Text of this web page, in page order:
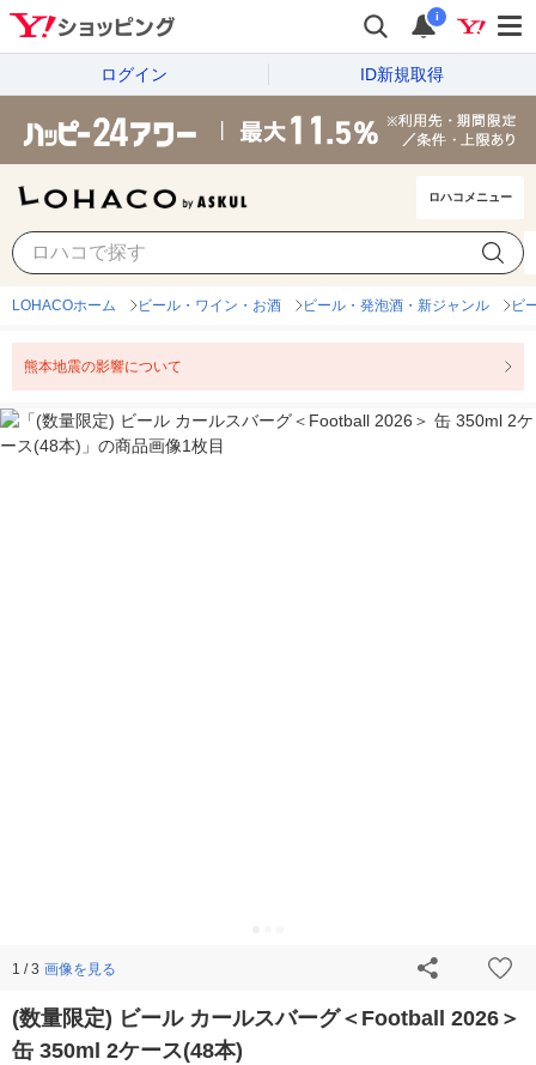
i
ログイン ID新規取得
ロハコメニュー
LOHACOホーム ビール・ワイン・お酒 ビール・発泡酒・新ジャンル ビ
熊本地震の影響について
1 / 3 画像を見る
(数量限定) ビール カールスバーグ＜Football 2026＞
缶 350ml 2ケース(48本)